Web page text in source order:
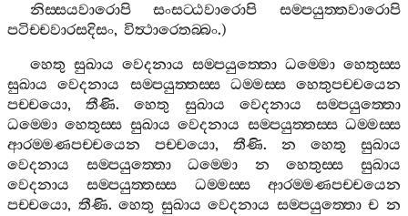
නිස‍්සයවාරොපි සංසට‍්ඨවාරොපි
සම‍්පයුත‍්තවාරොපි
පටිච‍්චවාරසදිසං, විත්‍ථාරෙතබ‍්බං.)
හෙතු සුඛාය වෙදනාය සම‍්පයුත‍්තො ධම‍්මො හෙතුස‍්ස
සුඛාය
වෙදනාය සම‍්පයුත‍්තස‍්ස ධම‍්මස‍්ස හෙතුපච‍්චයෙන
පච‍්චයො,තීණි.හෙතු සුඛාය වෙදනාය
සම‍්පයුත‍්තො
ධම‍්මො හෙතුස‍්ස සුඛාය වෙදනාය සම‍්පයුත‍්තස‍්ස ධම‍්මස‍්ස
ආරම‍්මණපච‍්චයෙන
පච‍්චයො, තීණි. න හෙතු
සුඛාය
වෙදනාය
සම‍්පයුත‍්තො ධම‍්මො න හෙතුස‍්ස
සුඛාය
වෙදනාය
සම‍්පයුත‍්තස‍්ස ධම‍්මස‍්ස
ආරම‍්මණපච‍්චයෙන
පච‍්චයො, තීණි.හෙතු සුඛාය වෙදනාය සම‍්පයුත‍්තො ච න